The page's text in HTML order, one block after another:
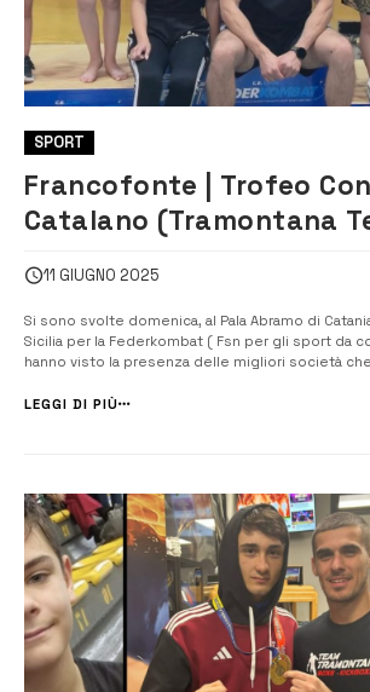
SPORT
Francofonte | Trofeo
Catalano (Tramontana
squadra regionale
11 GIUGNO 2025
Si sono svolte domenica, al Pala Abramo di
Sicilia per la Federkombat ( Fsn per gli sport da
hanno visto la presenza delle migliori società
maestro Damiano Tramontana che ha portato a
LEGGI DI PIÙ